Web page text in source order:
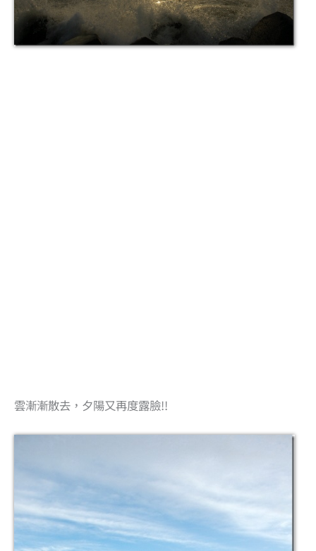
雲漸漸散去，夕陽又再度露臉!!